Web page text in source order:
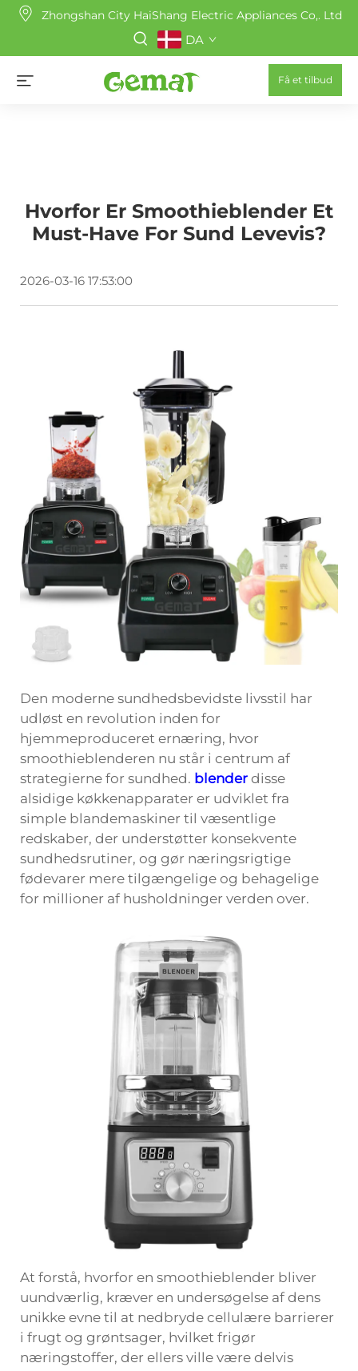
Zhongshan City HaiShang Electric Appliances Co,. Ltd
DA
Få et tilbud
Hvorfor Er Smoothieblender Et
Must-Have For Sund Levevis?
2026-03-16 17:53:00
Den moderne sundhedsbevidste livsstil har
udløst en revolution inden for
hjemmeproduceret ernæring, hvor
smoothieblenderen nu står i centrum af
strategierne for sundhed. blender disse
alsidige køkkenapparater er udviklet fra
simple blandemaskiner til væsentlige
redskaber, der understøtter konsekvente
sundhedsrutiner, og gør næringsrigtige
fødevarer mere tilgængelige og behagelige
for millioner af husholdninger verden over.
At forstå, hvorfor en smoothieblender bliver
uundværlig, kræver en undersøgelse af dens
unikke evne til at nedbryde cellulære barrierer
i frugt og grøntsager, hvilket frigør
næringstoffer, der ellers ville være delvis